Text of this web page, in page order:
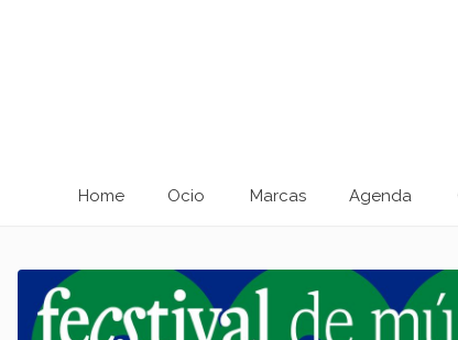
Home Ocio Marcas Agenda